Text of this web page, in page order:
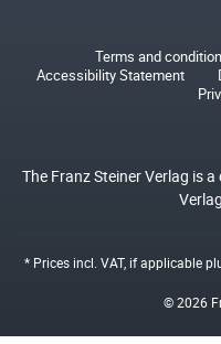
Terms and
Accessibility Statement
The Franz Steiner Verlag is
* Prices incl. VAT, if applicable
© 2026